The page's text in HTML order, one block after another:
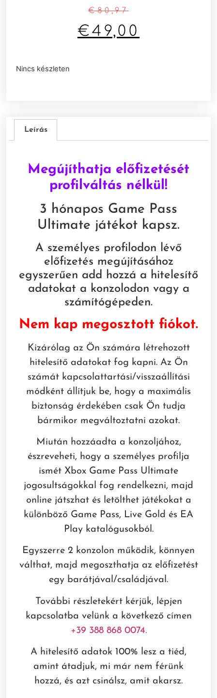
€80,97
€49,00
Nincs készleten
Leírás
Megújíthatja előfizetését
profilváltás nélkül!
3 hónapos Game Pass
Ultimate játékot kapsz.
A személyes profilodon lévő
előfizetés megújításához
egyszerűen add hozzá a hitelesítő
adatokat a konzolodon vagy a
számítógépeden.
Nem kap megosztott fiókot.
Kizárólag az Ön számára létrehozott
hitelesítő adatokat fog kapni. Az Ön
számát kapcsolattartási/visszaállítási
módként állítjuk be, hogy a maximális
biztonság érdekében csak Ön tudja
bármikor megváltoztatni azokat.
Miután hozzáadta a konzoljához,
észreveheti, hogy a személyes profilja
ismét Xbox Game Pass Ultimate
jogosultságokkal fog rendelkezni, majd
online játszhat és letölthet játékokat a
különböző Game Pass, Live Gold és EA
Play katalógusokból.
Egyszerre 2 konzolon működik, könnyen
válthat, majd megoszthatja az előfizetést
egy barátjával/családjával.
További részletekért kérjük, lépjen
kapcsolatba velünk a következő címen
+39 388 868 0074.
A hitelesítő adatok 100% lesz a tiéd,
amint átadjuk, mi már nem férünk
hozzá, és azt csinálsz, amit akarsz.